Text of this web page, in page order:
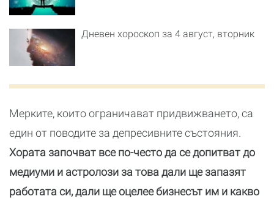
Дневен хороскоп за 4 август, вторник
Мерките, които ограничават придвижването, са
един от поводите за депресивните състояния.
Хората започват все по-често да се допитват до
медиуми и астролози за това дали ще запазят
работата си, дали ще оцелее бизнесът им и какво